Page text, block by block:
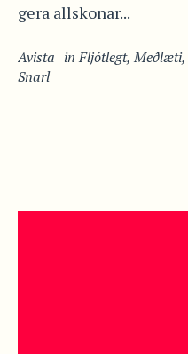
gera allskonar...
Avista inFljótlegt,Meðlæti,
Snarl